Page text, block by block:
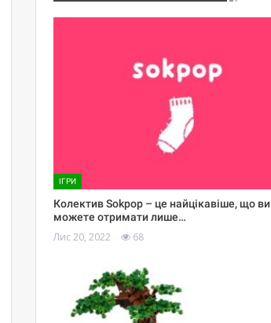
ІГРИ
Колектив Sokpop – це найцікавіше, що ви
можете отримати лише…
Лис 20, 2022 68